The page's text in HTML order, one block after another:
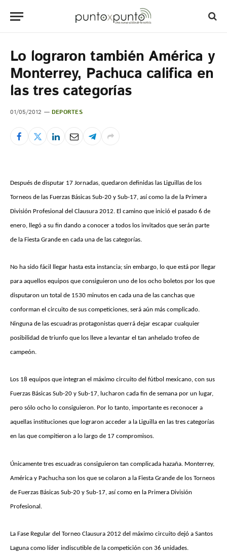
Lo lograron también América y
Monterrey, Pachuca califica en
las tres categorías
01/05/2012 DEPORTES
Después de disputar 17 Jornadas, quedaron definidas las Liguillas de los
Torneos de las Fuerzas Básicas Sub-20 y Sub-17, así como la de la Primera
División Profesional del Clausura 2012. El camino que inició el pasado 6 de
enero, llegó a su fin dando a conocer a todos los invitados que serán parte
de la Fiesta Grande en cada una de las categorías.
No ha sido fácil llegar hasta esta instancia; sin embargo, lo que está por llegar
para aquellos equipos que consiguieron uno de los ocho boletos por los que
disputaron un total de 1530 minutos en cada una de las canchas que
conforman el circuito de sus competiciones, será aún más complicado.
Ninguna de las escuadras protagonistas querrá dejar escapar cualquier
posibilidad de triunfo que los lleve a levantar el tan anhelado trofeo de
campeón.
Los 18 equipos que integran el máximo circuito del fútbol mexicano, con sus
Fuerzas Básicas Sub-20 y Sub-17, lucharon cada fin de semana por un lugar,
pero sólo ocho lo consiguieron. Por lo tanto, importante es reconocer a
aquellas instituciones que lograron acceder a la Liguilla en las tres categorías
en las que compitieron a lo largo de 17 compromisos.
Únicamente tres escuadras consiguieron tan complicada hazaña. Monterrey,
América y Pachucha son los que se colaron a la Fiesta Grande de los Torneos
de Fuerzas Básicas Sub-20 y Sub-17, así como en la Primera División
Profesional.
La Fase Regular del Torneo Clausura 2012 del máximo circuito dejó a Santos
Laguna como líder indiscutible de la competición con 36 unidades.